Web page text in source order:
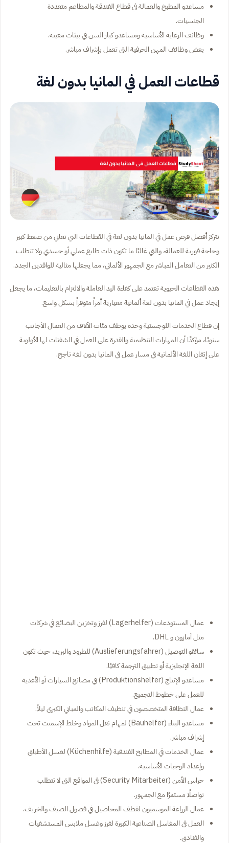
مساعدو المطبخ والعمالة في قطاع الفندقة والمطاعم متعددة
الجنسيات.
وظائف الرعاية الأساسية ومساعدو كبار السن في بيئات معينة.
بعض وظائف المهن الحرفية التي تعمل بإشراف مباشر.
قطاعات العمل في المانيا بدون لغة
تتركز أفضل فرص عمل في المانيا بدون لغة في القطاعات التي تعاني من ضغط كبير
وحاجة فورية للعمالة، والتي غالبًا ما تكون ذات طابع عملي أو جسدي ولا تتطلب
الكثير من التعامل المباشر مع الجمهور الألماني، مما يجعلها مثالية للوافدين الجدد.
هذه القطاعات الحيوية تعتمد على كفاءة اليد العاملة والالتزام بالتعليمات، ما يجعل
إيجاد عمل في المانيا بدون لغة ألمانية معيارية أمراً متوفراً بشكل واسع.
إن قطاع الخدمات اللوجستية وحده يوظف مئات الآلاف من العمال الأجانب
سنويًا، مؤكدًا أن المهارات التنظيمية والقدرة على العمل في الشفتات لها الأولوية
على إتقان اللغة الألمانية في مسار عمل في المانيا بدون لغة ناجح.
عمال المستودعات (Lagerhelfer) لفرز وتخزين البضائع في شركات
مثل أمازون و DHL.
سائقو التوصيل (Auslieferungsfahrer) للطرود والبريد، حيث تكون
اللغة الإنجليزية أو تطبيق الترجمة كافيًا.
مساعدو الإنتاج (Produktionshelfer) في مصانع السيارات أو الأغذية
للعمل على خطوط التجميع.
عمال النظافة المتخصصون في تنظيف المكاتب والمباني الكبرى ليلاً.
مساعدو البناء (Bauhelfer) لمهام نقل المواد وخلط الإسمنت تحت
إشراف مباشر.
عمال الخدمات في المطابخ الفندقية (Küchenhilfe) لغسل الأطباق
وإعداد الوجبات الأساسية.
حراس الأمن (Security Mitarbeiter) في المواقع التي لا تتطلب
تواصلًا مستمرًا مع الجمهور.
عمال الزراعة الموسميون لقطف المحاصيل في فصول الصيف والخريف.
العمل في المغاسل الصناعية الكبيرة لفرز وغسل ملابس المستشفيات
والفنادق.